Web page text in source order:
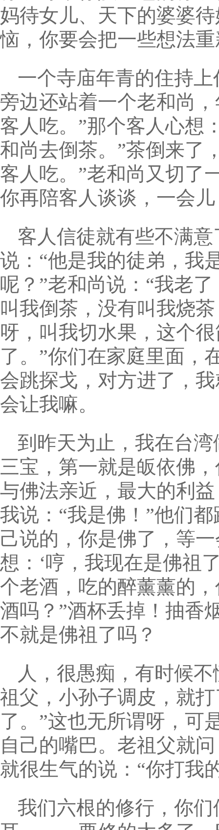
妈待女儿、天下的婆婆
恼，你要会把一些想法
一个寺庙年青的住持
旁边还站着一个老和尚
客人吃。”那个客人心想
和尚去倒茶。”茶倒来了
客人吃。”老和尚又切了
你再陪客人谈谈，一会
客人信徒就有些不满
说：“他是我的徒弟，我
呢？”老和尚说：“我老
叫我倒茶，没有叫我烧
呀，叫我切水果，这个
了。”你们在家庭里面，
会跳探戈，对方进了，
会让我嘛。
到昨天为止，我在台
三宝，第一就是皈依佛
与佛法亲近，最大的利
我说：“我是佛！”他们
己说的，你是佛了，等
想：‘哼，我现在是佛祖
个老酒，吃的醉薰薰的
酒吗？”酒杯丢掉！抽香
不就是佛祖了吗？
人，很愚痴，有时候
祖父，小孙子调皮，就
了。”这也无所谓呀，可
自己的嘴巴。老祖父就
就很生气的说：“你打我
我们六根的修行，你